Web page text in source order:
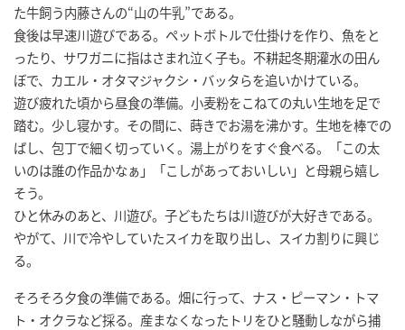
た牛飼う内藤さんの“山の牛乳”である。
食後は早速川遊びである。ペットボトルで仕掛けを作り、魚をと
ったり、サワガニに指はさまれ泣く子も。不耕起冬期灌水の田ん
ぼで、カエル・オタマジャクシ・バッタらを追いかけている。
遊び疲れた頃から昼食の準備。小麦粉をこねての丸い生地を足で
踏む。少し寝かす。その間に、蒔きでお湯を沸かす。生地を棒での
ばし、包丁で細く切っていく。湯上がりをすぐ食べる。「この太
いのは誰の作品かなぁ」「こしがあっておいしい」と母親ら嬉し
そう。
ひと休みのあと、川遊び。子どもたちは川遊びが大好きである。
やがて、川で冷やしていたスイカを取り出し、スイカ割りに興じ
る。
そろそろ夕食の準備である。畑に行って、ナス・ピーマン・トマ
ト・オクラなど採る。産まなくなったトリをひと騒動しながら捕